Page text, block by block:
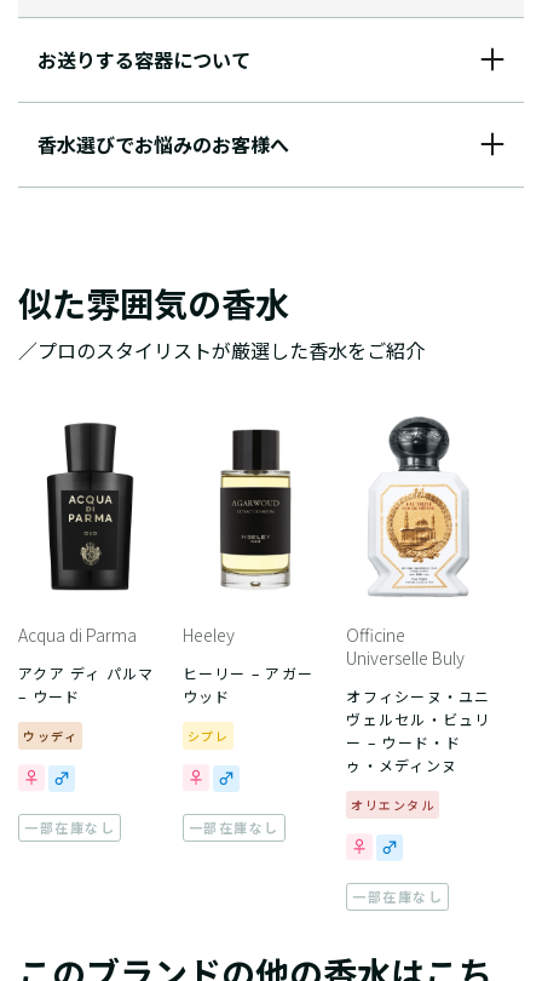
お送りする容器について
香水選びでお悩みのお客様へ
似た雰囲気の香水
／プロのスタイリストが厳選した香水をご紹介
Acqua di Parma
アクア ディ パルマ
– ウード
ウッディ
一部在庫なし
Heeley
ヒーリー – アガー
ウッド
シプレ
一部在庫なし
Officine
Universelle Buly
オフィシーヌ・ユニ
ヴェルセル・ビュリ
ー – ウード・ド
ゥ・メディンヌ
オリエンタル
一部在庫なし